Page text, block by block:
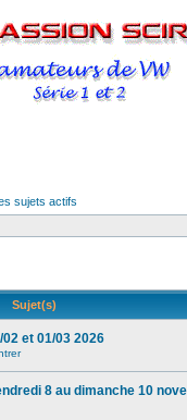
sujets actifs
Sujet(s)
et 01/03 2026
8 au dimanche 10